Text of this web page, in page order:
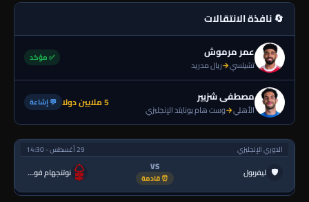
🔄 نافذة الانتقالات
عمر مرموش
تشيلسي→ريال مدريد
✅ مؤكد
مصطفى شزبير
الأهلي→وست هام يونايتد الإنجليزي 5 ملايين دولا 💬 إشاعة
الدوري الإنجليزي 29 أغسطس - 14:30
🛡 ليفربول VS
⏰ قادمة نوتنجهام فورست